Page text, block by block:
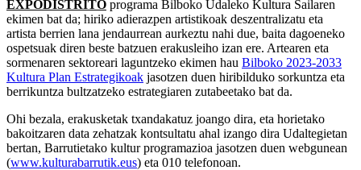
EXPODISTRITO programa Bilboko Udaleko Kultura Sailaren
ekimen bat da; hiriko adierazpen artistikoak deszentralizatu eta
artista berrien lana jendaurrean aurkeztu nahi due, baita dagoeneko
ospetsuak diren beste batzuen erakusleiho izan ere. Artearen eta
sormenaren sektoreari laguntzeko ekimen hau Bilboko 2023-2033
Kultura Plan Estrategikoak jasotzen duen hiribilduko sorkuntza eta
berrikuntza bultzatzeko estrategiaren zutabeetako bat da.
Ohi bezala, erakusketak txandakatuz joango dira, eta horietako
bakoitzaren data zehatzak kontsultatu ahal izango dira Udaltegietan
bertan, Barrutietako kultur programazioa jasotzen duen webgunean
(www.kulturabarrutik.eus) eta 010 telefonoan.